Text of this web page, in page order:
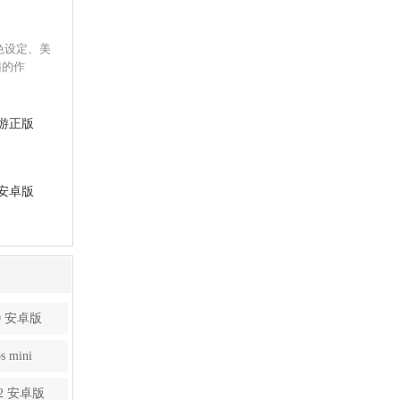
设定、美
作
正版
式版
卓版
安卓版
mini
安卓版